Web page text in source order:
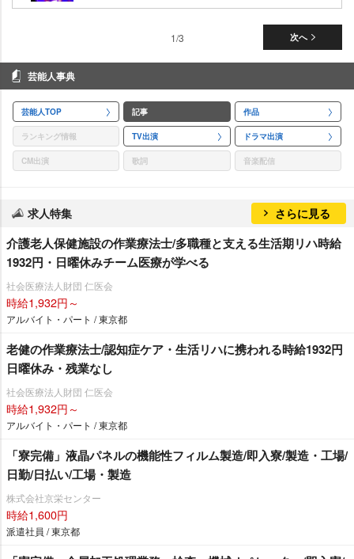
次へ
1/3
芸能人事典
芸能人TOP 記事 作品
ランキング情報 TV出演 ドラマ出演
CM出演 歌詞 音楽配信
求人特集 さらに見る
介護老人保健施設の作業療法士/多職種と支える生活期リハ時給
1932円・日曜休みチーム医療が学べる
社会医療法人財団 仁医会
時給1,932円～
アルバイト・パート / 東京都
老健の作業療法士/認知症ケア・生活リハに携われる時給1932円
日曜休み・残業なし
社会医療法人財団 仁医会
時給1,932円～
アルバイト・パート / 東京都
「寮完備」液晶パネルの機能性フィルム製造/即入寮/製造・工場/
日勤/日払い/工場・製造
株式会社京栄センター
時給1,600円
派遣社員 / 東京都